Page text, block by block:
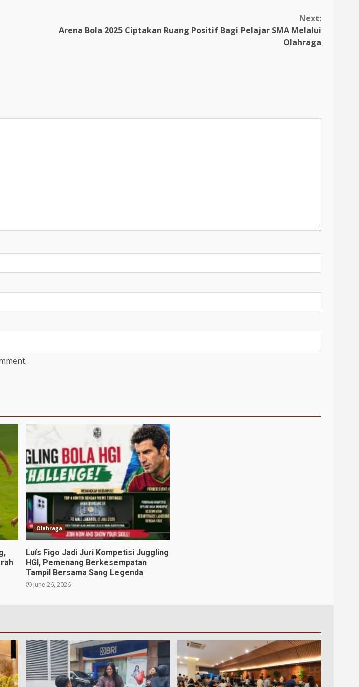
Next:
Arena Bola 2025 Ciptakan Ruang Positif Bagi Pelajar SMA Melalui
Olahraga
Olahraga
Luís Figo Jadi Juri Kompetisi Juggling
HGI, Pemenang Berkesempatan
Tampil Bersama Sang Legenda
June 26, 2026